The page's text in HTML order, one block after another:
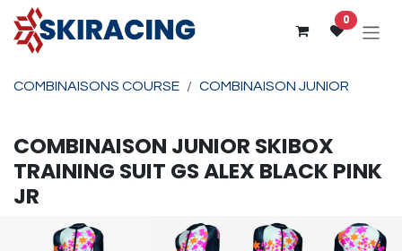
Se rendre au contenu
0
COMBINAISONS COURSE COMBINAISON JUNIOR
COMBINAISON JUNIOR SKIBOX
TRAINING SUIT GS ALEX BLACK PINK
JR